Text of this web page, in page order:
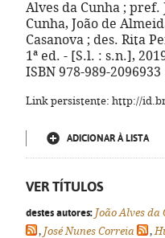
Alves da Cunha ; pref.
Cunha, João de
Casanova ; des. Rita
1ª ed. - [S.l. : s.n.],
ISBN 978-989-2096933
Link persistente: http://
ADICIONAR À LISTA
VER TÍTULOS
destes autores: João Alves da
, José Nunes Correia ,